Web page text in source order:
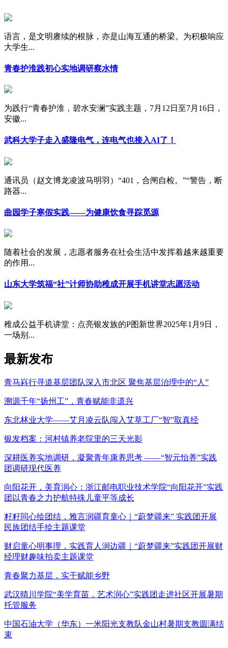
语言，是文明赓续的根脉，亦是山海互通的桥梁。为积极响应
大学生...
青春护淮践初心实地调研察水情
为践行“青春护淮，碧水安澜”实践主题，7月12日至7月16日，
安徽...
武科大学子走入盛隆电气，连电气也接入AI了！
通讯员（赵文博龙凌波马明羽）“401，合闸自检。”“警告，断
路器...
曲园学子寒假实践——为健康饮食寻踪觅源
随着社会的发展，志愿者服务在社会生活中发挥着越来越重要
的作用...
山东大学筑福“社”计师协助稚成开展手机讲堂志愿活动
稚成公益手机讲堂：点亮银发族的P图新世界2025年1月9日，
一场别...
最新发布
青马嵙行寻道基层团队深入市北区 聚焦基层治理中的“人”
溯源千年“扬州工”，青春赋能非遗兴
东北林业大学——艾月凌云队闯入艾草工厂“智”取真经
银发档案：河村镇养老院里的三天光影
深耕医养实地调研，凝聚青年康养思考 ——“智元怡养”实践
团调研现代医养
向阳花开，美育润心：浙江邮电职业技术学院“向阳花开”实践
团以青春之力护航特殊儿童平等成长
籽籽同心绘团结，雅言润疆育童心｜“蔚梦疆来” 实践团开展
民族团结手绘主题课堂
财启童心明事理，实践育人润边疆｜“蔚梦疆来”实践团开展财
经理财趣味拍卖主题课堂
青春聚力基层，实干赋能乡野
武汉晴川学院“美学育苗，艺术润心”实践团走进社区开展暑期
托管服务
中国石油大学（华东）一米阳光支教队金山村暑期支教圆满结
束